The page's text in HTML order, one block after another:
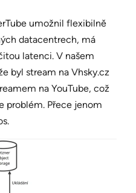
umožnil flexibilně
datacentrech, má
latenci. V našem
byl stream na Vhsky.cz
na YouTube, což
problém. Přece jenom